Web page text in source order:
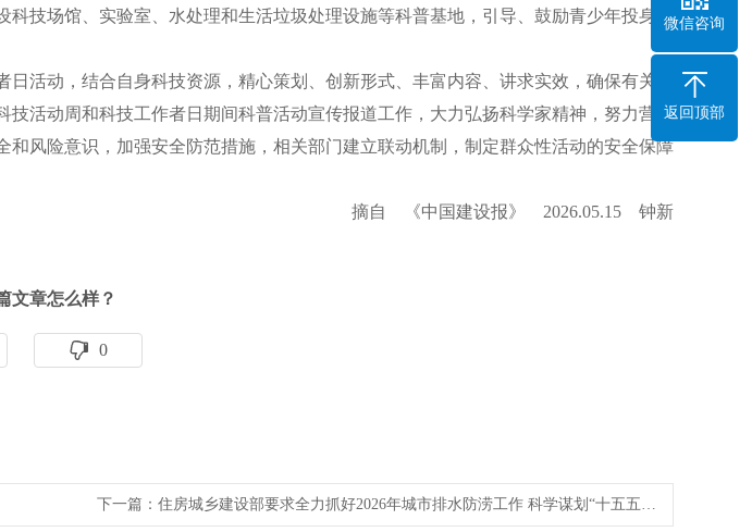
技场馆、实验室、水处理和生活垃圾处理设施等科普基地，引导、鼓励青少年投身住
活动，结合自身科技资源，精心策划、创新形式、丰富内容、讲求实效，确保有关科
活动周和科技工作者日期间科普活动宣传报道工作，大力弘扬科学家精神，努力营造
风险意识，加强安全防范措施，相关部门建立联动机制，制定群众性活动的安全保障
摘自 《中国建设报》 2026.05.15 钟新
文章怎么样？
0
下一篇： 住房城乡建设部要求全力抓好2026年城市排水防涝工作 科学谋划“十五五…
微信咨询
返回顶部